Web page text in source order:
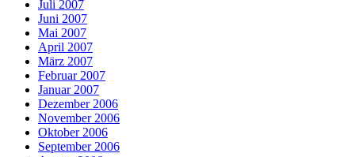
Juli 2007
Juni 2007
Mai 2007
April 2007
März 2007
Februar 2007
Januar 2007
Dezember 2006
November 2006
Oktober 2006
September 2006